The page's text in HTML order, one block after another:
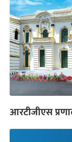
आरटीजीएस